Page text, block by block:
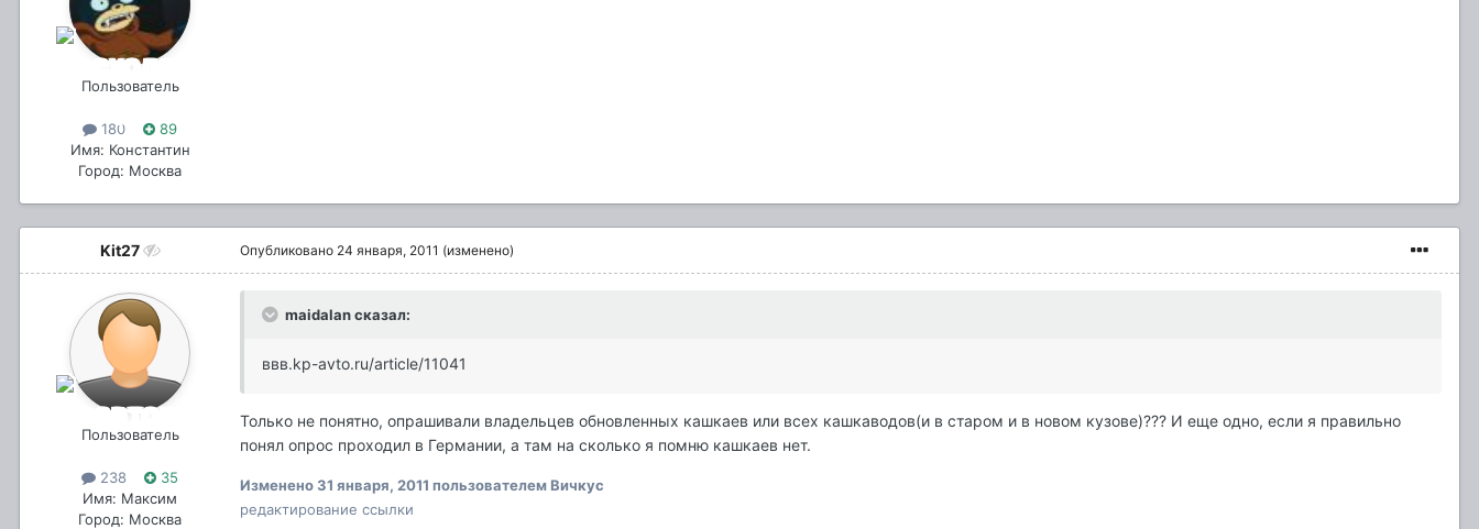
Пользователь
180
89
Имя: Константин
Город: Москва
Kit27
Пользователь
238
35
Имя: Максим
Город: Москва
Опубликовано 24 января, 2011 (изменено)
maidalan сказал:
ввв.kp-avto.ru/article/11041
Только не понятно, опрашивали владельцев обновленных кашкаев или всех кашкаводов(и в старом и в новом кузове)??? И еще одно, если я правильно
понял опрос проходил в Германии, а там на сколько я помню кашкаев нет.
Изменено31 января, 2011 пользователем Вичкус
редактирование ссылки